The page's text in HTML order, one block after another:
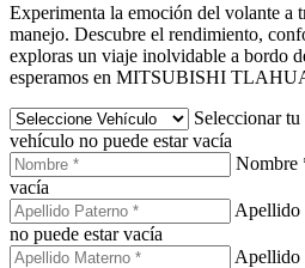
Experimenta la emoción del volante a
manejo. Descubre el rendimiento,
exploras un viaje inolvidable a bordo
esperamos en MITSUBISHI
Seleccionar
vehículo no puede estar vacía
Nombre
vacía
Apellido
no puede estar vacía
Apellido